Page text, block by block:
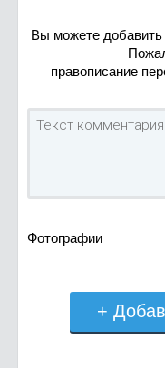
Вы можете добавить
правописание
Фотографии
+